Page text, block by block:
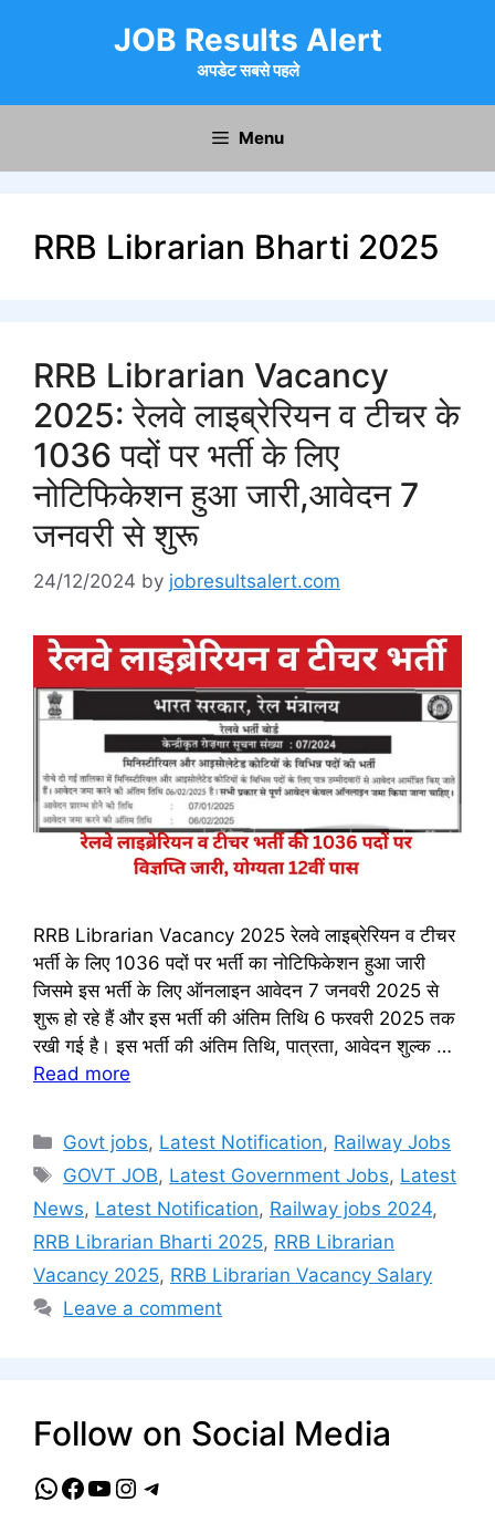
JOB Results Alert
अपडेट सबसे पहले
Menu
RRB Librarian Bharti 2025
RRB Librarian Vacancy
2025: रेलवे लाइब्रेरियन व टीचर के
1036 पदों पर भर्ती के लिए
नोटिफिकेशन हुआ जारी,आवेदन 7
जनवरी से शुरू
24/12/2024 by jobresultsalert.com
RRB Librarian Vacancy 2025 रेलवे लाइब्रेरियन व टीचर
भर्ती के लिए 1036 पदों पर भर्ती का नोटिफिकेशन हुआ जारी
जिसमे इस भर्ती के लिए ऑनलाइन आवेदन 7 जनवरी 2025 से
शुरू हो रहे हैं और इस भर्ती की अंतिम तिथि 6 फरवरी 2025 तक
रखी गई है। इस भर्ती की अंतिम तिथि, पात्रता, आवेदन शुल्क …
Read more
Categories
Govt jobs, Latest Notification, Railway Jobs
Tags
GOVT JOB, Latest Government Jobs, Latest
News, Latest Notification, Railway jobs 2024,
RRB Librarian Bharti 2025, RRB Librarian
Vacancy 2025, RRB Librarian Vacancy Salary
Leave a comment
Follow on Social Media
WhatsApp
Facebook
YouTube
Instagram
Telegram